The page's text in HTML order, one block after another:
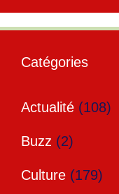
Catégories
Actualité (108)
Buzz (2)
Culture (179)